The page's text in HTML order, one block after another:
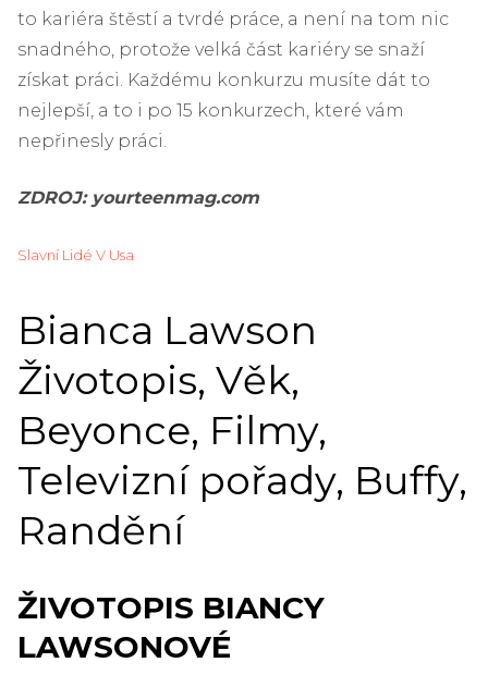
to kariéra štěstí a tvrdé práce, a není na tom nic
snadného, ​​protože velká část kariéry se snaží
získat práci. Každému konkurzu musíte dát to
nejlepší, a to i po 15 konkurzech, které vám
nepřinesly práci.
ZDROJ: yourteenmag.com
Slavní Lidé V Usa
Bianca Lawson
Životopis, Věk,
Beyonce, Filmy,
Televizní pořady, Buffy,
Randění
ŽIVOTOPIS BIANCY
LAWSONOVÉ